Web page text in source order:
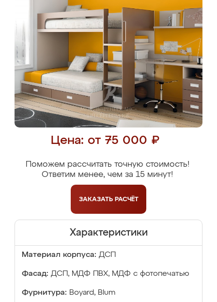
Цена: от 75 000 ₽
Поможем рассчитать точную стоимость!
Ответим менее, чем за 15 минут!
ЗАКАЗАТЬ РАСЧЁТ
Характеристики
Материал корпуса: ДСП
Фасад: ДСП, МДФ ПВХ, МДФ с фотопечатью
Фурнитура: Boyard, Blum